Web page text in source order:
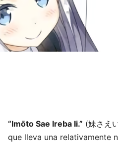
“Imōto Sae Ireba Ii.” (妹さえ
que lleva una relativamente